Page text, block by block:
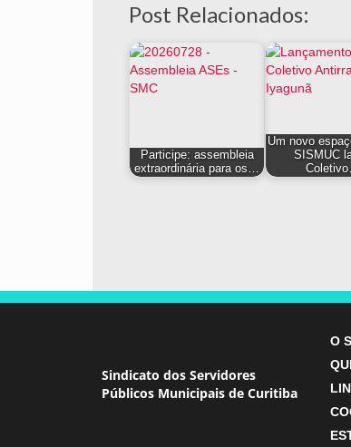
Post Relacionados:
Participe: assembleia
extraordinária para os…
Um novo
SISMUC
Sindicato dos Servidores
Públicos Municipais de Curitiba
O